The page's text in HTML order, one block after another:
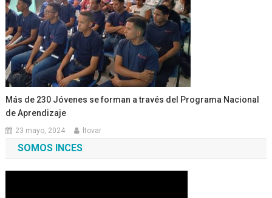
Más de 230 Jóvenes se forman a través del Programa Nacional
de Aprendizaje
23 mayo, 2024 ltovar
SOMOS INCES